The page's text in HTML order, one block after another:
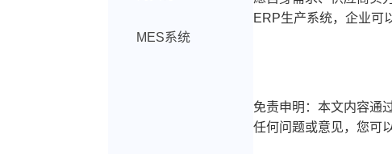
MES系统
ERP生产系统，企业可
免责申明：本文内容通
任何问题或意见，您可